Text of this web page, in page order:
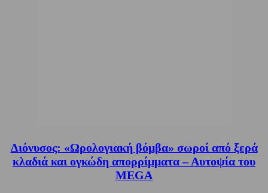
Διόνυσος: «Ωρολογιακή βόμβα» σωροί από ξερά
κλαδιά και ογκώδη απορρίμματα – Αυτοψία του
MEGA